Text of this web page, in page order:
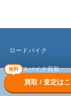
無料
買取 / 査定は
ロードバイク
クロスバイク買取
マウンテンバイク買取